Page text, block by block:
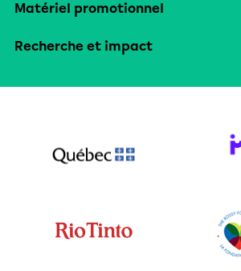
Matériel promotionnel
Recherche et impact